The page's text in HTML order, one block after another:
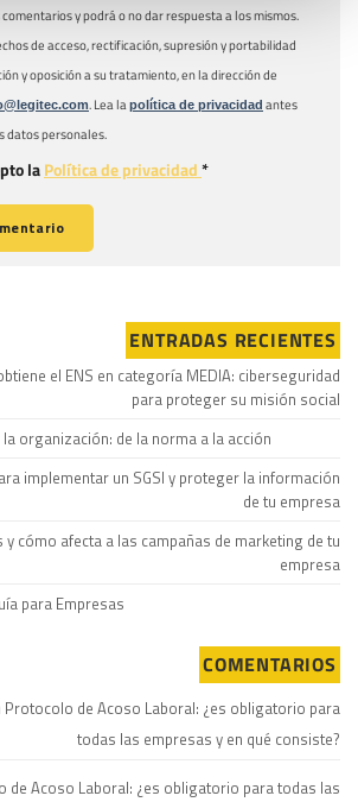
comentarios y podrá o no dar respuesta a los mismos.
de acceso, rectificación, supresión y portabilidad
y oposición a su tratamiento, en la dirección de
. Lea lapolítica de privacidad antes
datos personales.
laPolítica de privacidad*
ENTRADAS RECIENTES
el ENS en categoría MEDIA: ciberseguridad
para proteger su misión social
organización: de la norma a la acción
implementar un SGSI y proteger la información
de tu empresa
y cómo afecta a las campañas de marketing de tu
empresa
para Empresas
COMENTARIOS
Protocolo de Acoso Laboral: ¿es obligatorio para
todas las empresas y en qué consiste?
de Acoso Laboral: ¿es obligatorio para todas las